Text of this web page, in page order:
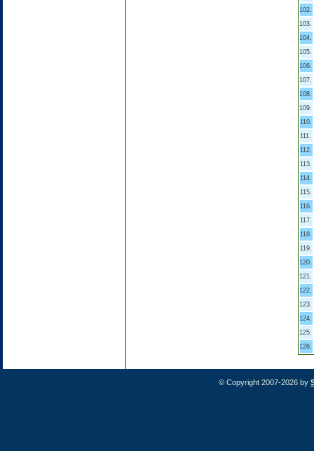
102.
103.
104.
105.
106.
107.
108.
109.
110.
111.
112.
113.
114.
115.
116.
117.
118.
119.
120.
121.
122.
123.
124.
125.
126.
© Copyright 2007-2026 by